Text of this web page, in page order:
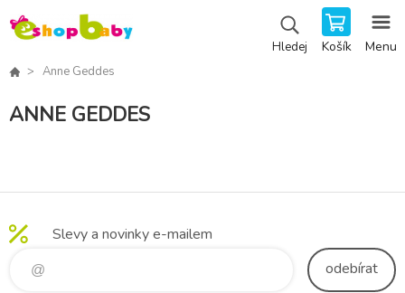
Hledej Košík Menu
Anne Geddes
ANNE GEDDES
Slevy a novinky e-mailem
odebírat